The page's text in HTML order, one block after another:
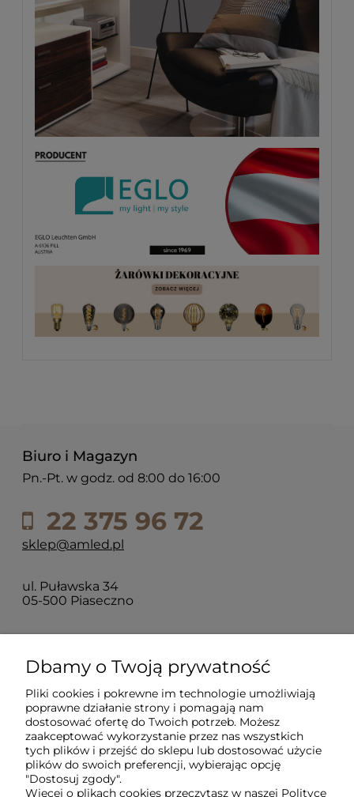
Biuro i Magazyn
Pn.-Pt. w godz. od 8:00 do 16:00
22 375 96 72
sklep@amled.pl
ul. Puławska 34
05-500 Piaseczno
Dla klientów
Informacje
O firmie
Dbamy o Twoją prywatność
Pliki cookies i pokrewne im technologie umożliwiają
poprawne działanie strony i pomagają nam
dostosować ofertę do Twoich potrzeb. Możesz
zaakceptować wykorzystanie przez nas wszystkich
tych plików i przejść do sklepu lub dostosować użycie
plików do swoich preferencji, wybierając opcję
"Dostosuj zgody".
Więcej o plikach cookies przeczytasz w naszej Polityce